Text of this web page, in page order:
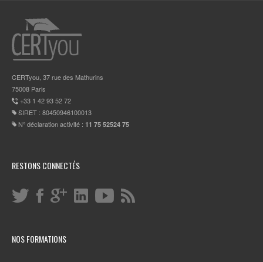
CERTyou, 37 rue des Mathurins
75008 Paris
+33 1 42 93 52 72
SIRET : 80450946100013
N° déclaration activité : 11 75 52524 75
RESTONS CONNECTÉS
NOS FORMATIONS